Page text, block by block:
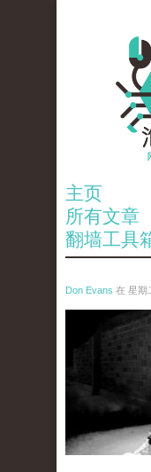
主页
所有文章
翻墙工具
Don Evans 在 星期